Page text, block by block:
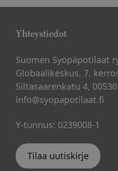
Yhteystiedot
Suomen Syöpäpotilaat
Globaalikeskus, 7.
Siltasaarenkatu 4,
info@syopapotilaat.fi
Y-tunnus: 0239008-1
Tilaa uutiskirje